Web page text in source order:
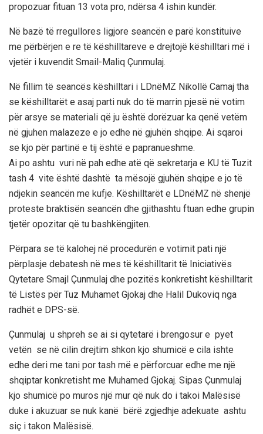
propozuar fituan 13 vota pro, ndërsa 4 ishin kundër.
Në bazë të rregullores ligjore seancën e parë konstituive
me përbërjen e re të këshilltareve e drejtojë këshilltari më i
vjetër i kuvendit Smail-Maliq Çunmulaj.
Në fillim të seancës këshilltari i LDnëMZ Nikollë Camaj tha
se këshilltarët e asaj parti nuk do të marrin pjesë në votim
për arsye se materiali që ju është dorëzuar ka qenë vetëm
në gjuhen malazeze e jo edhe në gjuhën shqipe. Ai sqaroi
se kjo për partinë e tij është e papranueshme.
Ai po ashtu vuri në pah edhe atë që sekretarja e KU të Tuzit
tash 4 vite është dashtë ta mësojë gjuhën shqipe e jo të
ndjekin seancën me kufje. Këshilltarët e LDnëMZ në shenjë
proteste braktisën seancën dhe gjithashtu ftuan edhe grupin
tjetër opozitar që tu bashkëngjiten.
Përpara se të kalohej në procedurën e votimit pati një
përplasje debatesh në mes të këshilltarit të Iniciativës
Qytetare Smajl Çunmulaj dhe pozitës konkretisht këshilltarit
të Listës për Tuz Muhamet Gjokaj dhe Halil Dukoviq nga
radhët e DPS-së.
Çunmulaj u shpreh se ai si qytetarë i brengosur e pyet
vetën se në cilin drejtim shkon kjo shumicë e cila ishte
edhe deri me tani por tash më e përforcuar edhe me një
shqiptar konkretisht me Muhamed Gjokaj. Sipas Çunmulaj
kjo shumicë po muros një mur që nuk do i takoi Malësisë
duke i akuzuar se nuk kanë bërë zgjedhje adekuate ashtu
siç i takon Malësisë.